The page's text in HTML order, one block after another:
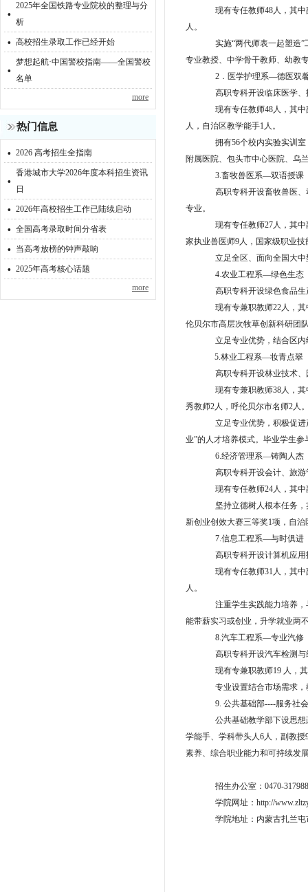
· 2025年全国铁路专业院校的整理与分
析
· 高校招生录取工作已经开始
· 梦想起航·中国警校指南——全国警校
名单
more
热门信息
· 2026 高考招生全指南
· 香港城市大学2026年度本科招生资讯
日
· 2026年高校招生工作已陆续启动
· 全国高考录取时间分省表
· 当高考放榜的钟声敲响
· 2025年高考核心话题
more
现有专任教师48人，其
人。
实施“两代师表一起塑造
专业教授、中学骨干教师、幼教
2．医学护理系—德医双
高职专科开设临床医学
现有专任教师48人，其
人，自治区教学能手1人。
拥有56个校内实验实训
附属医院、包头市中心医院、乌
3.畜牧兽医系—双语授课
高职专科开设畜牧兽医
专业。
现有专任教师27人，其
家执业兽医师9人，国家级职业技
立足全区、面向全国大
4.农业工程系—绿色生态
高职专科开设绿色食品
现有专兼职教师22人，
伦贝尔市高层次牧草创新科研团
立足专业优势，结合区
5.林业工程系—妆青点翠
高职专科开设林业技术、
现有专兼职教师38人，
秀教师2人，呼伦贝尔市名师2人
立足专业优势，积极促
业”的人才培养模式。毕业学生
6.经济管理系—铸陶人杰
高职专科开设会计、旅
现有专任教师24人，其
坚持立德树人根本任务
新创业创效大赛三等奖1项，自
7.信息工程系—与时俱进
高职专科开设计算机应
现有专任教师31人，其
人。
注重学生实践能力培养
能带薪实习或创业，升学就业两
8.汽车工程系—专业汽修
高职专科开设汽车检测
现有专兼职教师19 人，
专业设置结合市场需求
9. 公共基础部----服务社会
公共基础教学部下设思
学能手、学科带头人6人，副教
素养、综合职业能力和可持续发
招生办公室：0470-
学院网址：http://
学院地址：内蒙古扎兰